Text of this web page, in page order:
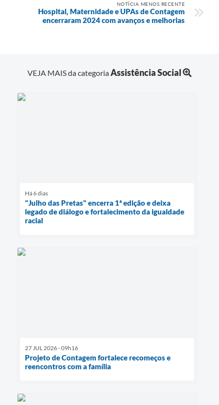
NOTÍCIA MENOS RECENTE
Hospital, Maternidade e UPAs de Contagem
encerraram 2024 com avanços e melhorias
VEJA MAIS da categoriaAssistência Social
Há 6 dias
"Julho das Pretas" encerra 1ª edição e deixa
legado de diálogo e fortalecimento da igualdade
racial
27 JUL 2026 - 09h16
Projeto de Contagem fortalece recomeços e
reencontros com a família